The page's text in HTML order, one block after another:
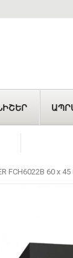
FCH6022B 60 x